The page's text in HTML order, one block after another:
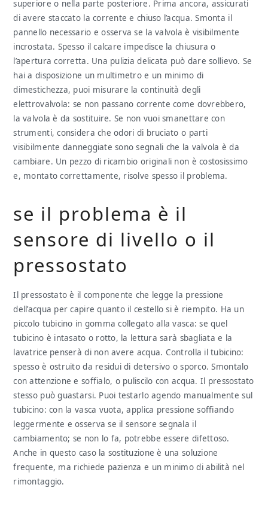
superiore o nella parte posteriore. Prima ancora, assicurati
di avere staccato la corrente e chiuso l’acqua. Smonta il
pannello necessario e osserva se la valvola è visibilmente
incrostata. Spesso il calcare impedisce la chiusura o
l’apertura corretta. Una pulizia delicata può dare sollievo. Se
hai a disposizione un multimetro e un minimo di
dimestichezza, puoi misurare la continuità degli
elettrovalvola: se non passano corrente come dovrebbero,
la valvola è da sostituire. Se non vuoi smanettare con
strumenti, considera che odori di bruciato o parti
visibilmente danneggiate sono segnali che la valvola è da
cambiare. Un pezzo di ricambio originali non è costosissimo
e, montato correttamente, risolve spesso il problema.
se il problema è il
sensore di livello o il
pressostato
Il pressostato è il componente che legge la pressione
dell’acqua per capire quanto il cestello si è riempito. Ha un
piccolo tubicino in gomma collegato alla vasca: se quel
tubicino è intasato o rotto, la lettura sarà sbagliata e la
lavatrice penserà di non avere acqua. Controlla il tubicino:
spesso è ostruito da residui di detersivo o sporco. Smontalo
con attenzione e soffialo, o puliscilo con acqua. Il pressostato
stesso può guastarsi. Puoi testarlo agendo manualmente sul
tubicino: con la vasca vuota, applica pressione soffiando
leggermente e osserva se il sensore segnala il
cambiamento; se non lo fa, potrebbe essere difettoso.
Anche in questo caso la sostituzione è una soluzione
frequente, ma richiede pazienza e un minimo di abilità nel
rimontaggio.